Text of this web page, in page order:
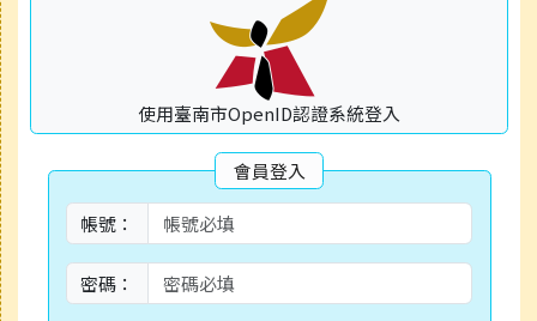
使用臺南市OpenID認證系統登入
會員登入
帳號：
密碼：